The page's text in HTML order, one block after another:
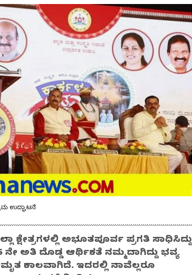
ಉದ್ಘಾಟನೆ
ಕ್ಷೇತ್ರಗಳಲ್ಲಿ ಅಭೂತಪೂರ್ವ ಪ್ರಗತಿ ಸಾಧಿಸಿದ್ದು
ಅತಿ ದೊಡ್ಡ ಆರ್ಥಿಕತೆ ನಮ್ಮದಾಗಿದ್ದು ಭವ್ಯ
ಕಾಲವಾಗಿದೆ. ಇದರಲ್ಲಿ ನಾವೆಲ್ಲರೂ